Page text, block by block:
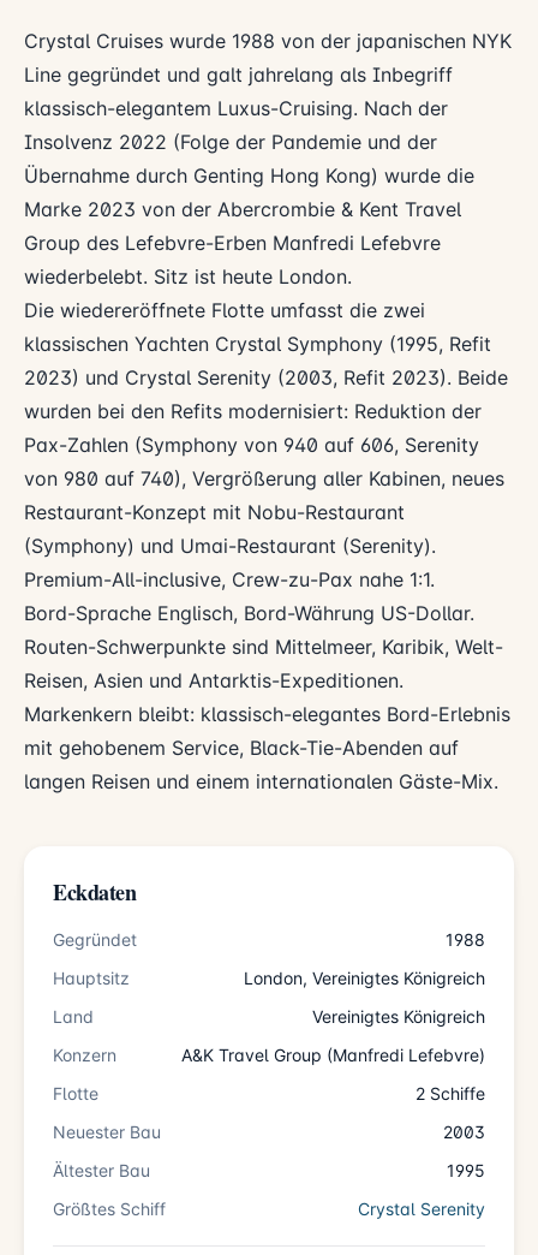
Crystal Cruises wurde 1988 von der japanischen NYK
Line gegründet und galt jahrelang als Inbegriff
klassisch-elegantem Luxus-Cruising. Nach der
Insolvenz 2022 (Folge der Pandemie und der
Übernahme durch Genting Hong Kong) wurde die
Marke 2023 von der Abercrombie & Kent Travel
Group des Lefebvre-Erben Manfredi Lefebvre
wiederbelebt. Sitz ist heute London.
Die wiedereröffnete Flotte umfasst die zwei
klassischen Yachten Crystal Symphony (1995, Refit
2023) und Crystal Serenity (2003, Refit 2023). Beide
wurden bei den Refits modernisiert: Reduktion der
Pax-Zahlen (Symphony von 940 auf 606, Serenity
von 980 auf 740), Vergrößerung aller Kabinen, neues
Restaurant-Konzept mit Nobu-Restaurant
(Symphony) und Umai-Restaurant (Serenity).
Premium-All-inclusive, Crew-zu-Pax nahe 1:1.
Bord-Sprache Englisch, Bord-Währung US-Dollar.
Routen-Schwerpunkte sind Mittelmeer, Karibik, Welt-
Reisen, Asien und Antarktis-Expeditionen.
Markenkern bleibt: klassisch-elegantes Bord-Erlebnis
mit gehobenem Service, Black-Tie-Abenden auf
langen Reisen und einem internationalen Gäste-Mix.
Eckdaten
Gegründet
1988
Hauptsitz
London, Vereinigtes Königreich
Land
Vereinigtes Königreich
Konzern
A&K Travel Group (Manfredi Lefebvre)
Flotte
2 Schiffe
Neuester Bau
2003
Ältester Bau
1995
Größtes Schiff
Crystal Serenity